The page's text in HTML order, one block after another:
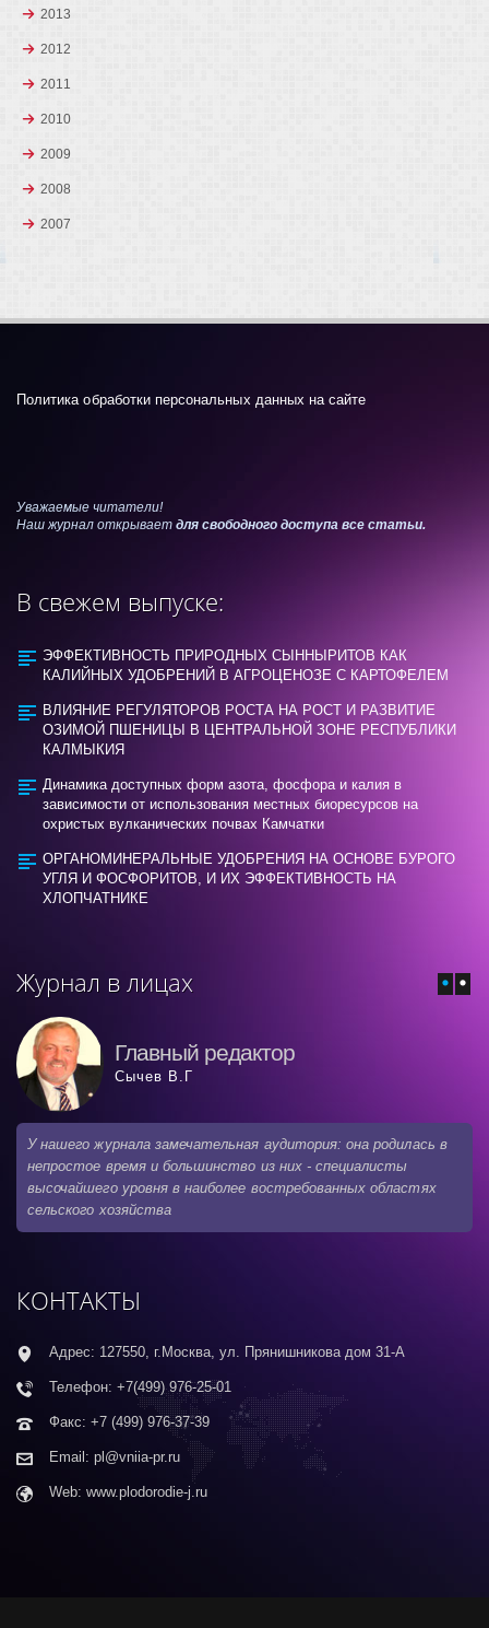
2013
2012
2011
2010
2009
2008
2007
Политика обработки персональных данных на сайте
Уважаемые читатели!
Наш журнал открывает для свободного доступа все статьи.
В свежем выпуске:
ЭФФЕКТИВНОСТЬ ПРИРОДНЫХ СЫННЫРИТОВ КАК
КАЛИЙНЫХ УДОБРЕНИЙ В АГРОЦЕНОЗЕ С КАРТОФЕЛЕМ
ВЛИЯНИЕ РЕГУЛЯТОРОВ РОСТА НА РОСТ И РАЗВИТИЕ
ОЗИМОЙ ПШЕНИЦЫ В ЦЕНТРАЛЬНОЙ ЗОНЕ РЕСПУБЛИКИ
КАЛМЫКИЯ
Динамика доступных форм азота, фосфора и калия в
зависимости от использования местных биоресурсов на
охристых вулканических почвах Камчатки
ОРГАНОМИНЕРАЛЬНЫЕ УДОБРЕНИЯ НА ОСНОВЕ БУРОГО
УГЛЯ И ФОСФОРИТОВ, И ИХ ЭФФЕКТИВНОСТЬ НА
ХЛОПЧАТНИКЕ
Журнал в лицах
Главный редактор
Сычев В.Г
У нашего журнала замечательная аудитория: она родилась в
непростое время и большинство из них - специалисты
высочайшего уровня в наиболее востребованных областях
сельского хозяйства
КОНТАКТЫ
Адрес: 127550, г.Москва, ул. Прянишникова дом 31-А
Телефон: +7(499) 976-25-01
Факс: +7 (499) 976-37-39
Email: pl@vniia-pr.ru
Web: www.plodorodie-j.ru